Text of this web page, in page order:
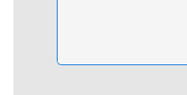
領域指定機能 ？